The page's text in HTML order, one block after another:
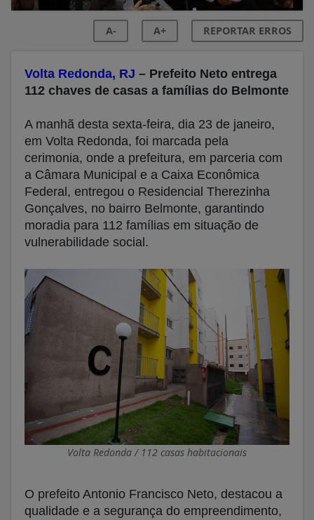
A- A+ REPORTAR ERROS
Volta Redonda, RJ – Prefeito Neto entrega
112 chaves de casas a famílias do Belmonte
A manhã desta sexta-feira, dia 23 de janeiro,
em Volta Redonda, foi marcada pela
cerimonia, onde a prefeitura, em parceria com
a Câmara Municipal e a Caixa Econômica
Federal, entregou o Residencial Therezinha
Gonçalves, no bairro Belmonte, garantindo
moradia para 112 famílias em situação de
vulnerabilidade social.
Volta Redonda / 112 casas habitacionais
O prefeito Antonio Francisco Neto, destacou a
qualidade e a segurança do empreendimento,